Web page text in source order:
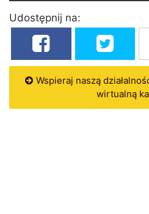
Udostępnij na:
Wspieraj naszą
wirtualną